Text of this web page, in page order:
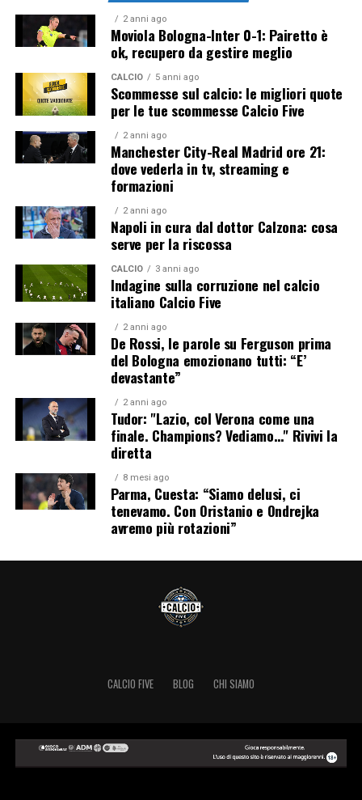
2 anni ago
Moviola Bologna-Inter 0-1: Pairetto è
ok, recupero da gestire meglio
CALCIO 5 anni ago
Scommesse sul calcio: le migliori quote
per le tue scommesse Calcio Five
2 anni ago
Manchester City-Real Madrid ore 21:
dove vederla in tv, streaming e
formazioni
2 anni ago
Napoli in cura dal dottor Calzona: cosa
serve per la riscossa
CALCIO 3 anni ago
Indagine sulla corruzione nel calcio
italiano Calcio Five
2 anni ago
De Rossi, le parole su Ferguson prima
del Bologna emozionano tutti: “E’
devastante”
2 anni ago
Tudor: "Lazio, col Verona come una
finale. Champions? Vediamo…" Rivivi la
diretta
8 mesi ago
Parma, Cuesta: “Siamo delusi, ci
tenevamo. Con Oristanio e Ondrejka
avremo più rotazioni”
CALCIO FIVE BLOG CHI SIAMO